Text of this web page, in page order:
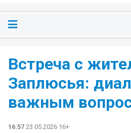
Встреча с
Заплюсья:
важным
16:57 23.05.2026 16+